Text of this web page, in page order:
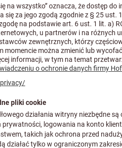
Obróbka tokarska – części zamienne i